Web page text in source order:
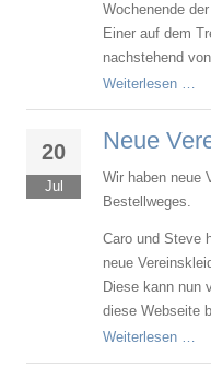
Wochenende
Einer auf dem
nachstehend
Weiterlesen …
20
Jul
Neue
Wir haben neue
Bestellweges.
Caro und Steve
neue
Diese kann nun
diese Webseite
Weiterlesen …